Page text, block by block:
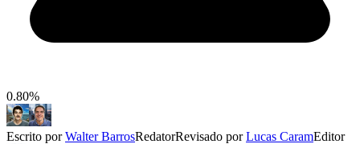
0.80%
Escrito porWalter BarrosRedatorRevisado porLucas CaramEditor